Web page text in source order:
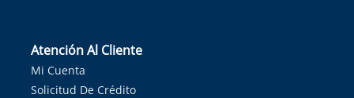
Atención Al Cliente
Mi Cuenta
Solicitud De Crédito